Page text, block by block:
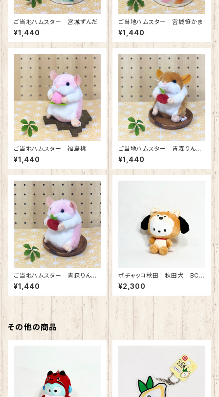
ご当地ハムスター 宮城ずんだ
¥1,440
ご当地ハムスター 宮城笹かま
¥1,440
ご当地ハムスター 福島桃
¥1,440
ご当地ハムスター 青森りんご
（ブラウン）
¥1,440
ご当地ハムスター 青森りんご
（ピンク）
¥1,440
ポチャッコ秋田 秋田犬 BCマ
スコット
¥2,300
その他の商品